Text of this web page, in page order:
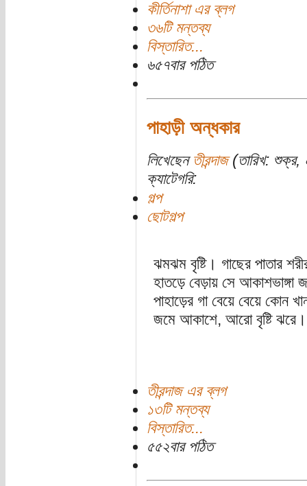
কীর্তিনাশা এর ব্লগ
৩৬টি মন্তব্য
বিস্তারিত...
৬৫৭বার পঠিত
পাহাড়ী অন্ধকার
লিখেছেন তীরন্দাজ(তারিখ: শুক্র,
ক্যাটেগরি:
গল্প
ছোটগল্প
ঝমঝম বৃষ্টি। গাছের পাতার
হাতড়ে বেড়ায় সে আকাশভাঙ্গা
পাহাড়ের গা বেয়ে বেয়ে কোন
জমে আকাশে, আরো বৃষ্টি
তীরন্দাজ এর ব্লগ
১৩টি মন্তব্য
বিস্তারিত...
৫৫২বার পঠিত